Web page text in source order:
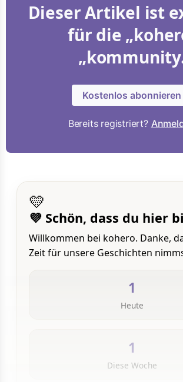
Dieser Artikel ist
für die
Kostenlos abonnieren
Bereits registriert?
💛
💜 Schön, dass du hier
Willkommen bei kohero. Danke,
Zeit für unsere Geschichten
1
Heute
1
Diese Woche